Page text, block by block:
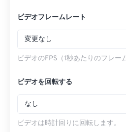
ビデオフレームレート
変更なし
ビデオのFPS（1秒あたりのフレー
ビデオを回転する
なし
ビデオは時計回りに回転します。